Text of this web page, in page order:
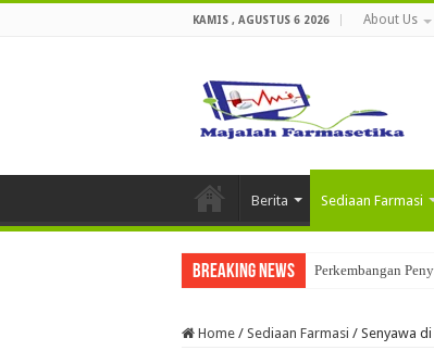
KAMIS , AGUSTUS 6 2026 About Us
Berita Sediaan Farmasi
Breaking News Perkembangan
Home / Sediaan Farmasi / Senyawa